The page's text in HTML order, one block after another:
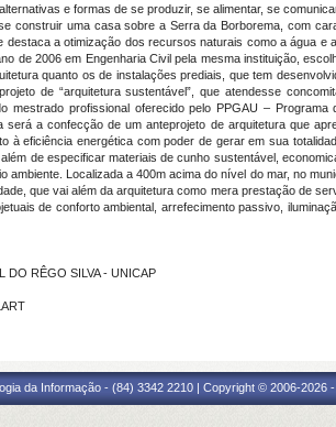
e formas de se produzir, se alimentar, se
construir uma casa sobre a Serra da Borborema, com
a otimização dos recursos naturais como a água
de 2006 em Engenharia Civil pela mesma instituição,
quanto os de instalações prediais, que tem
de “arquitetura sustentável”, que atendesse
mestrado profissional oferecido pelo PPGAU –
será a confecção de um anteprojeto de arquitetura que
à eficiência energética com poder de gerar em sua
de especificar materiais de cunho sustentável,
Localizada a 400m acima do nível do mar, no
que vai além da arquitetura como mera prestação de
de conforto ambiental, arrefecimento passivo,
DO RÊGO SILVA - UNICAP
da Informação - (84) 3342 2210 | Copyright © 2006-